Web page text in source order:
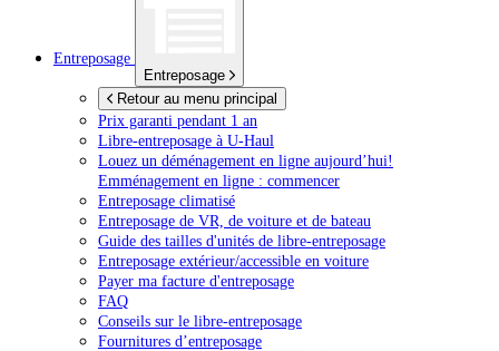
Entreposage
Entreposage
Retour au menu principal
Prix garanti pendant 1 an
Libre-entreposage à U-Haul
Louez un déménagement en ligne aujourd’hui!
Emménagement en ligne : commencer
Entreposage climatisé
Entreposage de VR, de voiture et de bateau
Guide des tailles d'unités de libre-entreposage
Entreposage extérieur/accessible en voiture
Payer ma facture d'entreposage
FAQ
Conseils sur le libre-entreposage
Fournitures d’entreposage